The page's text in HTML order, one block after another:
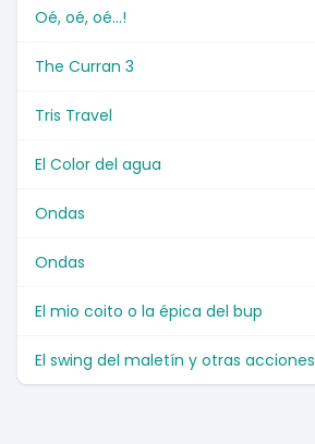
Oé, oé, oé...!
The Curran 3
Tris Travel
El Color del agua
Ondas
Ondas
El mio coito o la épica del bup
El swing del maletín y otras acciones